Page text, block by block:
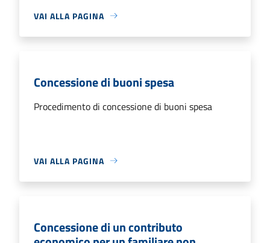
VAI ALLA PAGINA
Concessione di buoni spesa
Procedimento di concessione di buoni spesa
VAI ALLA PAGINA
Concessione di un contributo